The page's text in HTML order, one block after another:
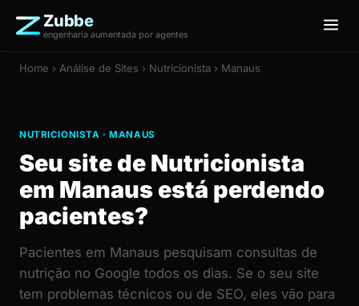
Zubbe
engenharia aumentada por agentes
Home › Análise de Sites › Nutricionista › Manaus
NUTRICIONISTA · MANAUS
Seu site de Nutricionista
em Manaus está perdendo
pacientes?
Pacientes em Manaus pesquisam consultas de
nutrição no Google todos os dias. Se o seu site
tem problemas técnicos ou de SEO, eles vão para